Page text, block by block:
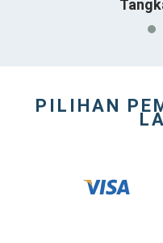
PILIHAN